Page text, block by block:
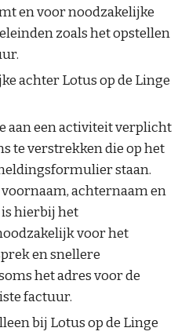
en voor noodzakelijke
zoals het opstellen
achter Lotus op de Linge
aan een activiteit verplicht
te verstrekken die op het
staan.
achternaam en
hierbij het
voor het
en snellere
het adres voor de
factuur.
bij Lotus op de Linge